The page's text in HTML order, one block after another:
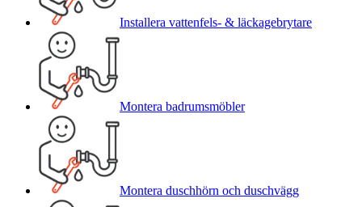
Installera vattenfels- & läckagebrytare
Montera badrumsmöbler
Montera duschhörn och duschvägg